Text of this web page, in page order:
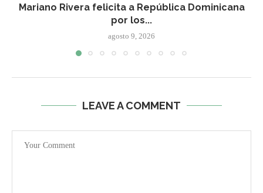
Mariano Rivera felicita a República Dominicana
por los...
agosto 9, 2026
LEAVE A COMMENT